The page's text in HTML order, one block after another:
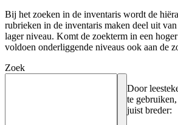
Bij het zoeken in de inventaris wordt de
rubrieken in de inventaris maken deel uit
lager niveau. Komt de zoekterm in een
voldoen onderliggende niveaus ook aan de
Zoek
Door
te
juist breder: